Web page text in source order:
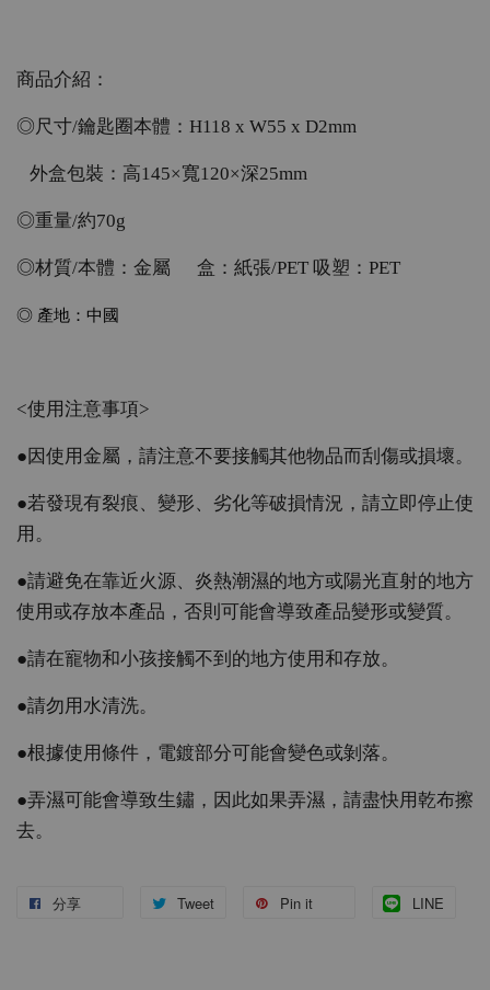
商品介紹：
◎尺寸/鑰匙圈本體：H118 x W55 x D2mm
外盒包裝：高145×寬120×深25mm
◎重量/約70g
◎材質/本體：金屬 盒：紙張/PET 吸塑：PET
◎ 產地：中國
<使用注意事項>
●因使用金屬，請注意不要接觸其他物品而刮傷或損壞。
●若發現有裂痕、變形、劣化等破損情況，請立即停止使
用。
●請避免在靠近火源、炎熱潮濕的地方或陽光直射的地方
使用或存放本產品，否則可能會導致產品變形或變質。
●請在寵物和小孩接觸不到的地方使用和存放。
●請勿用水清洗。
●根據使用條件，電鍍部分可能會變色或剝落。
●弄濕可能會導致生鏽，因此如果弄濕，請盡快用乾布擦
去。
分享 Tweet Pin it LINE